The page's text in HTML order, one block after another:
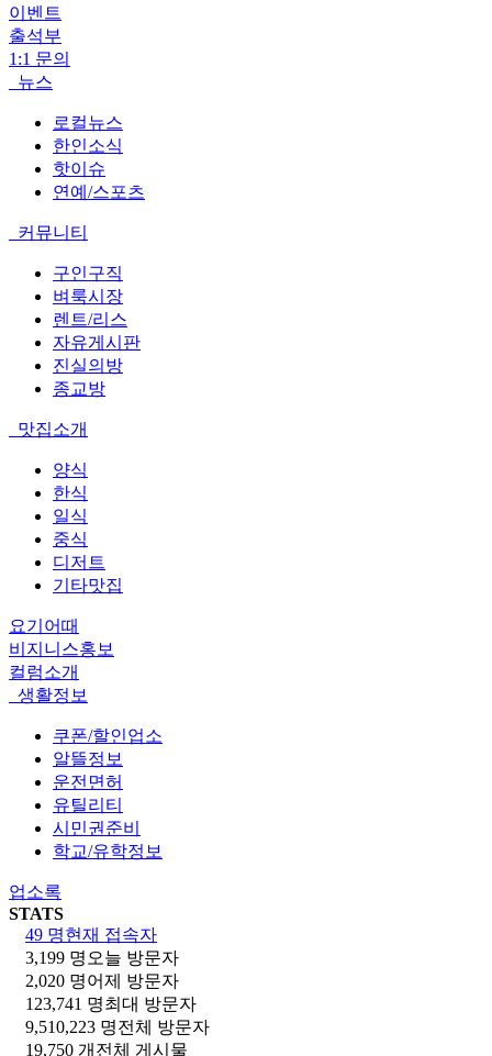
이벤트
출석부
1:1 문의
뉴스
로컬뉴스
한인소식
핫이슈
연예/스포츠
커뮤니티
구인구직
벼룩시장
렌트/리스
자유게시판
진실의방
종교방
맛집소개
양식
한식
일식
중식
디저트
기타맛집
요기어때
비지니스홍보
컬럼소개
생활정보
쿠폰/할인업소
알뜰정보
운전면허
유틸리티
시민권준비
학교/유학정보
업소록
STATS
49 명현재 접속자
3,199 명 오늘 방문자
2,020 명어제 방문자
123,741 명최대 방문자
9,510,223 명전체 방문자
19,750 개 전체 게시물